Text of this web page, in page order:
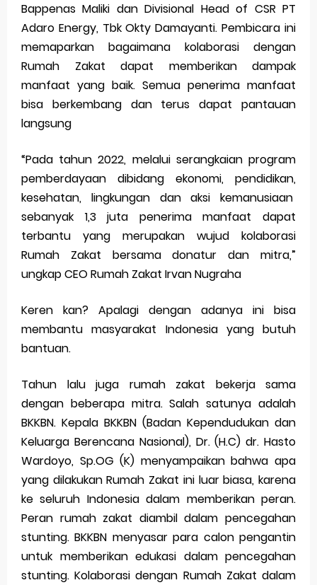
Bappenas Maliki dan Divisional Head of CSR PT
Adaro Energy, Tbk Okty Damayanti. Pembicara ini
memaparkan bagaimana kolaborasi dengan
Rumah Zakat dapat memberikan dampak
manfaat yang baik. Semua penerima manfaat
bisa berkembang dan terus dapat pantauan
langsung
“Pada tahun 2022, melalui serangkaian program
pemberdayaan dibidang ekonomi, pendidikan,
kesehatan, lingkungan dan aksi kemanusiaan
sebanyak 1,3 juta penerima manfaat dapat
terbantu yang merupakan wujud kolaborasi
Rumah Zakat bersama donatur dan mitra,”
ungkap CEO Rumah Zakat Irvan Nugraha
Keren kan? Apalagi dengan adanya ini bisa
membantu masyarakat Indonesia yang butuh
bantuan.
Tahun lalu juga rumah zakat bekerja sama
dengan beberapa mitra. Salah satunya adalah
BKKBN. Kepala BKKBN (Badan Kependudukan dan
Keluarga Berencana Nasional), Dr. (H.C) dr. Hasto
Wardoyo, Sp.OG (K) menyampaikan bahwa apa
yang dilakukan Rumah Zakat ini luar biasa, karena
ke seluruh Indonesia dalam memberikan peran.
Peran rumah zakat diambil dalam pencegahan
stunting. BKKBN menyasar para calon pengantin
untuk memberikan edukasi dalam pencegahan
stunting. Kolaborasi dengan Rumah Zakat dalam